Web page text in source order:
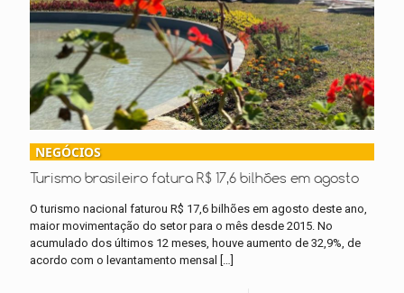
NEGÓCIOS
Turismo brasileiro fatura R$ 17,6 bilhões em agosto
O turismo nacional faturou R$ 17,6 bilhões em agosto deste ano,
maior movimentação do setor para o mês desde 2015. No
acumulado dos últimos 12 meses, houve aumento de 32,9%, de
acordo com o levantamento mensal […]